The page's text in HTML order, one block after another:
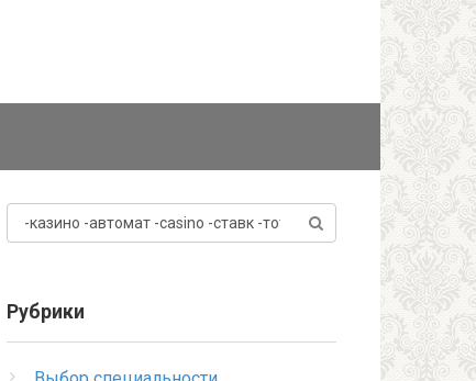
Регистрация юрлиц
Поиск:
Рубрики